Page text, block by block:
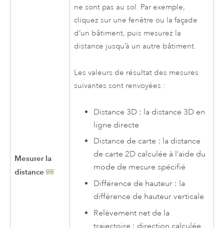
Mesurer la
distance
ne sont pas au sol. Par exemple,
cliquez sur une fenêtre ou la façade
d’un bâtiment, puis mesurez la
distance jusqu’à un autre bâtiment.
Les valeurs de résultat des mesures
suivantes sont renvoyées :
Distance 3D : la distance 3D en
ligne directe
Distance de carte : la distance
de carte 2D calculée à l’aide du
mode de mesure spécifié
Différence de hauteur : la
différence de hauteur verticale
Relèvement net de la
trajectoire : direction calculée